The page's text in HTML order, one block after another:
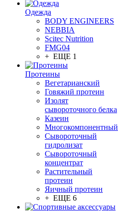
Одежда
BODY ENGINEERS
NEBBIA
Scitec Nutrition
FMG04
+ ЕЩЕ 1
Протеины
Вегетарианский
Говяжий протеин
Изолят
сывороточного белка
Казеин
Многокомпонентный
Сывороточный
гидролизат
Сывороточный
концентрат
Растительный
протеин
Яичный протеин
+ ЕЩЕ 6